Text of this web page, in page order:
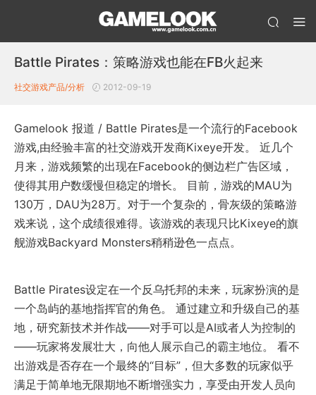
Battle Pirates：策略游戏也能在FB火起来
社交游戏产品/分析 2012-09-19
Gamelook 报道 / Battle Pirates是一个流行的Facebook
游戏,由经验丰富的社交游戏开发商Kixeye开发。 近几个
月来，游戏频繁的出现在Facebook的侧边栏广告区域，
使得其用户数缓慢但稳定的增长。 目前，游戏的MAU为
130万，DAU为28万。对于一个复杂的，骨灰级的策略游
戏来说，这个成绩很难得。该游戏的表现只比Kixeye的旗
舰游戏Backyard Monsters稍稍逊色一点点。
Battle Pirates设定在一个反乌托邦的未来，玩家扮演的是
一个岛屿的基地指挥官的角色。 通过建立和升级自己的基
地，研究新技术并作战——对手可以是AI或者人为控制的
——玩家将发展壮大，向他人展示自己的霸主地位。 看不
出游戏是否存在一个最终的“目标”，但大多数的玩家似乎
满足于简单地无限期地不断增强实力，享受由开发人员向